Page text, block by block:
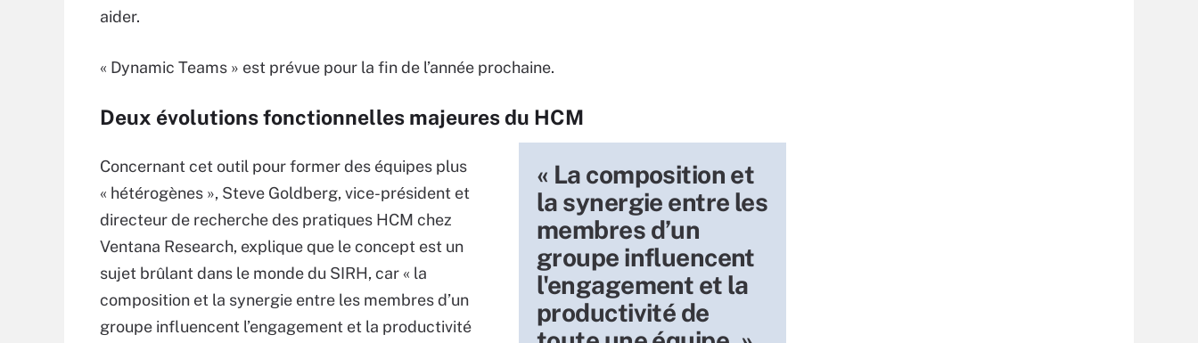
aider.
« Dynamic Teams » est prévue pour la fin de l’année prochaine.
Deux évolutions fonctionnelles majeures du HCM
« La composition et
la synergie entre les
membres d’un
groupe influencent
l'engagement et la
productivité de
Concernant cet outil pour former des équipes plus
« hétérogènes », Steve Goldberg, vice-président et
directeur de recherche des pratiques HCM chez
Ventana Research, explique que le concept est un
sujet brûlant dans le monde du SIRH, car « la
composition et la synergie entre les membres d’un
groupe influencent l’engagement et la productivité